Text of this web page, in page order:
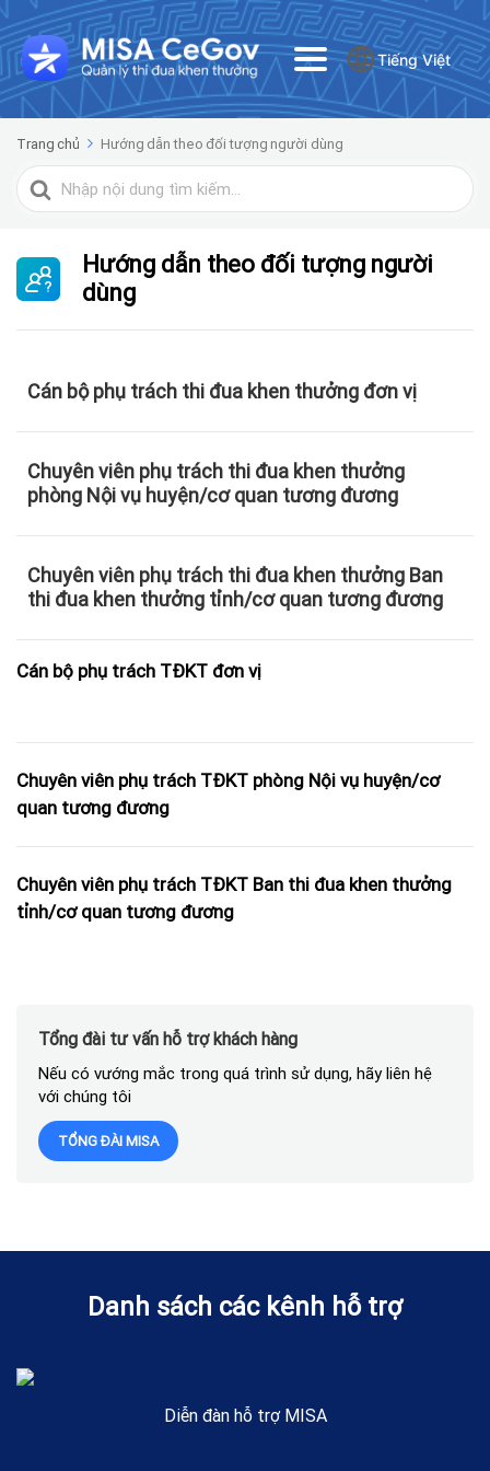
Tiếng Việt
Trang chủ Hướng dẫn theo đối tượng người dùng
Tìm
kiếm
Hướng dẫn theo đối tượng người
dùng
Cán bộ phụ trách thi đua khen thưởng đơn vị
Chuyên viên phụ trách thi đua khen thưởng
phòng Nội vụ huyện/cơ quan tương đương
Chuyên viên phụ trách thi đua khen thưởng Ban
thi đua khen thưởng tỉnh/cơ quan tương đương
Cán bộ phụ trách TĐKT đơn vị
Chuyên viên phụ trách TĐKT phòng Nội vụ huyện/cơ
quan tương đương
Chuyên viên phụ trách TĐKT Ban thi đua khen thưởng
tỉnh/cơ quan tương đương
Tổng đài tư vấn hỗ trợ khách hàng
Nếu có vướng mắc trong quá trình sử dụng, hãy liên hệ
với chúng tôi
TỔNG ĐÀI MISA
Danh sách các kênh hỗ trợ
Diễn đàn hỗ trợ MISA